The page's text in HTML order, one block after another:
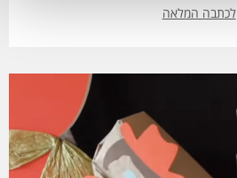
לכתבה המלאה